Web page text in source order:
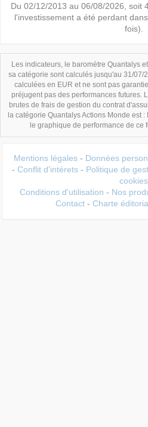
Du 02/12/2013 au 06/08/2026 , soit
l'investissement a été perdant dans
fois).
Les indicateurs, le baromètre Quantalys
sa catégorie sont calculés jusqu'au 31/07/
calculées en EUR et ne sont pas
préjugent pas des performances futures.
brutes de frais de gestion du contrat
la catégorie Quantalys Actions Monde est
le graphique de performance de ce
Mentions légales - Données
- Conflit d'intérets - Politique de
cookies
Conditions d'utilisation - Nos
Contact - Charte